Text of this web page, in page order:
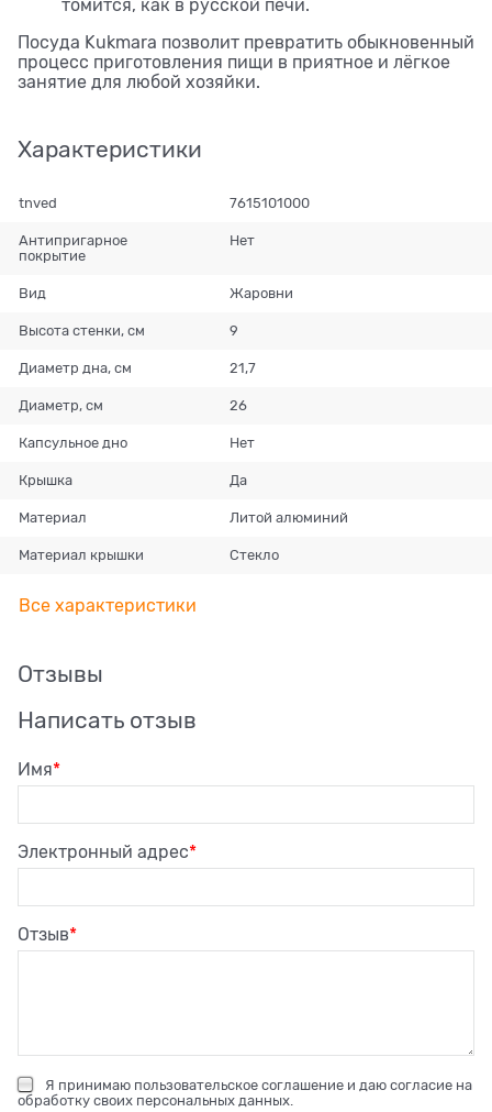
томится, как в русской печи.
Посуда Kukmara позволит превратить обыкновенный
процесс приготовления пищи в приятное и лёгкое
занятие для любой хозяйки.
Характеристики
tnved 7615101000
Антипригарное
покрытие
Нет
Вид Жаровни
Высота стенки, см 9
Диаметр дна, см 21,7
Диаметр, см 26
Капсульное дно Нет
Крышка Да
Материал Литой алюминий
Материал крышки Стекло
Все характеристики
Отзывы
Написать отзыв
Имя
Электронный адрес
Отзыв
Я принимаю пользовательское соглашение и даю согласие на
обработку своих персональных данных